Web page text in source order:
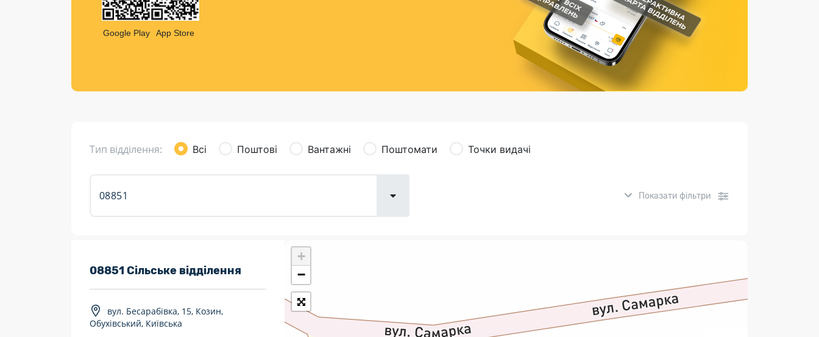
Листи та листівки
Кур’єрська доставка
Страхові послуги
Каталог «Укрпошта Маркет»
Google Play App Store
Тип відділення: Всі Поштові Вантажні Поштомати Точки видачі
Показати фільтри
7 днів на тиждень
Працюють після 19:00
Укрпошта Стандарт/тариф «Базовий»
Перекази
08851 Сільське відділення
вул. Бесарабівка, 15, Козин,
Обухівський, Київська
+
−